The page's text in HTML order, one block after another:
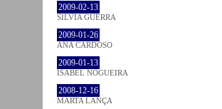
2009-02-13
SÍLVIA GUERRA
2009-01-26
ANA CARDOSO
2009-01-13
ISABEL NOGUEIRA
2008-12-16
MARTA LANÇA